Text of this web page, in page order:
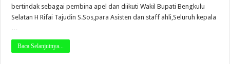
bertindak sebagai pembina apel dan diikuti Wakil Bupati Bengkulu
Selatan H Rifai Tajudin S.Sos,para Asisten dan staff ahli,Seluruh kepala
…
Baca Selanjutnya...